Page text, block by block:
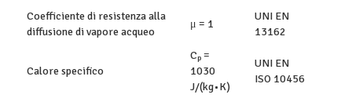
Coefficiente di resistenza alla
diffusione di vapore acqueo
μ = 1
UNI EN
13162
Calore specifico
Cp=
1030
J/(kg•K)
UNI EN
ISO 10456